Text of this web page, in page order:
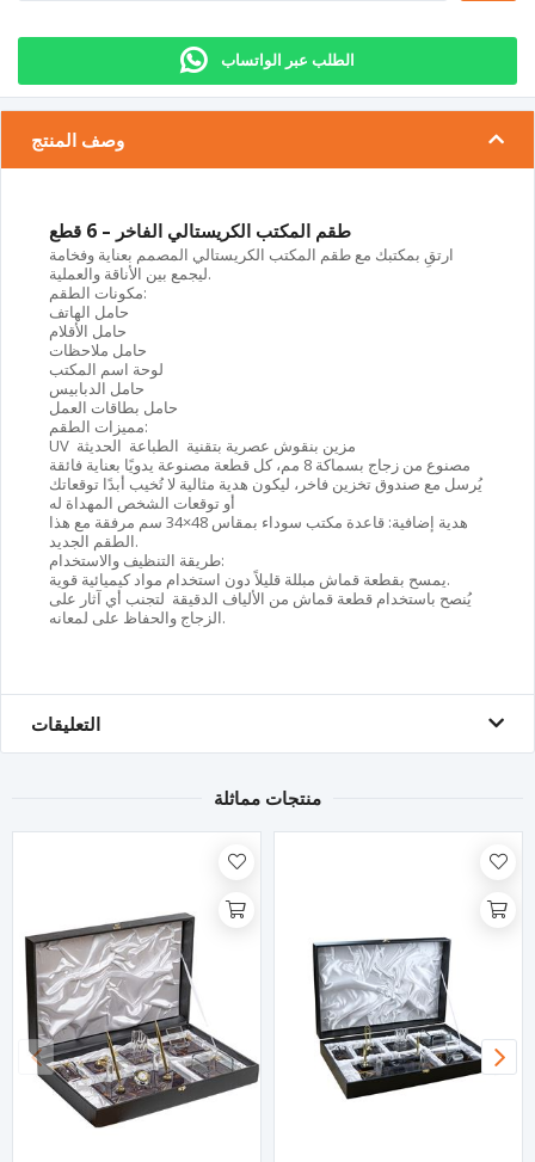
الطلب عبر الواتساب
وصف المنتج
طقم المكتب الكريستالي الفاخر – 6 قطع
ارتقِ بمكتبك مع طقم المكتب الكريستالي المصمم بعناية وفخامة
ليجمع بين الأناقة والعملية.
مكونات الطقم:
حامل الهاتف
حامل الأقلام
حامل ملاحظات
لوحة اسم المكتب
حامل الدبابيس
حامل بطاقات العمل
مميزات الطقم:
UV
مزين بنقوش عصرية بتقنية الطباعة الحديثة
مصنوع من زجاج بسماكة 8 مم
، كل قطعة مصنوعة يدويًا بعناية فائقة
يُرسل مع صندوق تخزين فاخر ، ليكون هدية مثالية لا تُخيب أبدًا توقعاتك
أو توقعات الشخص المهداة له
هدية إضافية:
قاعدة مكتب سوداء بمقاس 48×34 سم مرفقة مع هذا
الطقم الجديد.
طريقة التنظيف والاستخدام:
يمسح بقطعة قماش مبللة قليلاً دون استخدام مواد كيميائية قوية.
يُنصح باستخدام قطعة قماش من الألياف الدقيقة لتجنب أي آثار على
الزجاج والحفاظ على لمعانه.
التعليقات
منتجات مماثلة